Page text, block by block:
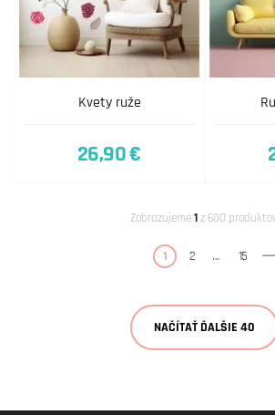
Kvety ruže
26,90 €
Zobrazujeme1z 600
1 2 … 15
NAČÍTAŤ ĎALŠIE 40